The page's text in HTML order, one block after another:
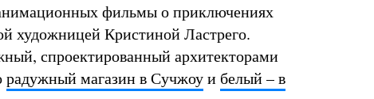
фильмы о приключениях
художницей Кристиной Ластрего.
спроектированный архитекторами
радужный магазин в Сучжоуи белый – в